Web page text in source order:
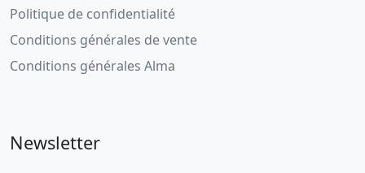
Politique de confidentialité
Conditions générales de vente
Conditions générales Alma
Newsletter